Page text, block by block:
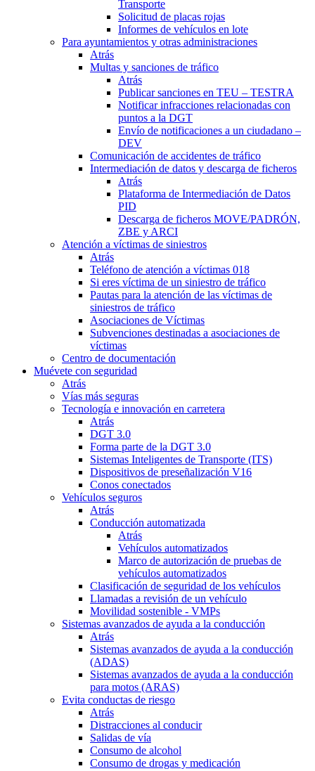
Transporte
Solicitud de placas rojas
Informes de vehículos en lote
Para ayuntamientos y otras administraciones
Atrás
Multas y sanciones de tráfico
Atrás
Publicar sanciones en TEU – TESTRA
Notificar infracciones relacionadas con
puntos a la DGT
Envío de notificaciones a un ciudadano –
DEV
Comunicación de accidentes de tráfico
Intermediación de datos y descarga de ficheros
Atrás
Plataforma de Intermediación de Datos
PID
Descarga de ficheros MOVE/PADRÓN,
ZBE y ARCI
Atención a víctimas de siniestros
Atrás
Teléfono de atención a víctimas 018
Si eres víctima de un siniestro de tráfico
Pautas para la atención de las víctimas de
siniestros de tráfico
Asociaciones de Víctimas
Subvenciones destinadas a asociaciones de
víctimas
Centro de documentación
Muévete con seguridad
Atrás
Vías más seguras
Tecnología e innovación en carretera
Atrás
DGT 3.0
Forma parte de la DGT 3.0
Sistemas Inteligentes de Transporte (ITS)
Dispositivos de preseñalización V16
Conos conectados
Vehículos seguros
Atrás
Conducción automatizada
Atrás
Vehículos automatizados
Marco de autorización de pruebas de
vehículos automatizados
Clasificación de seguridad de los vehículos
Llamadas a revisión de un vehículo
Movilidad sostenible - VMPs
Sistemas avanzados de ayuda a la conducción
Atrás
Sistemas avanzados de ayuda a la conducción
(ADAS)
Sistemas avanzados de ayuda a la conducción
para motos (ARAS)
Evita conductas de riesgo
Atrás
Distracciones al conducir
Salidas de vía
Consumo de alcohol
Consumo de drogas y medicación